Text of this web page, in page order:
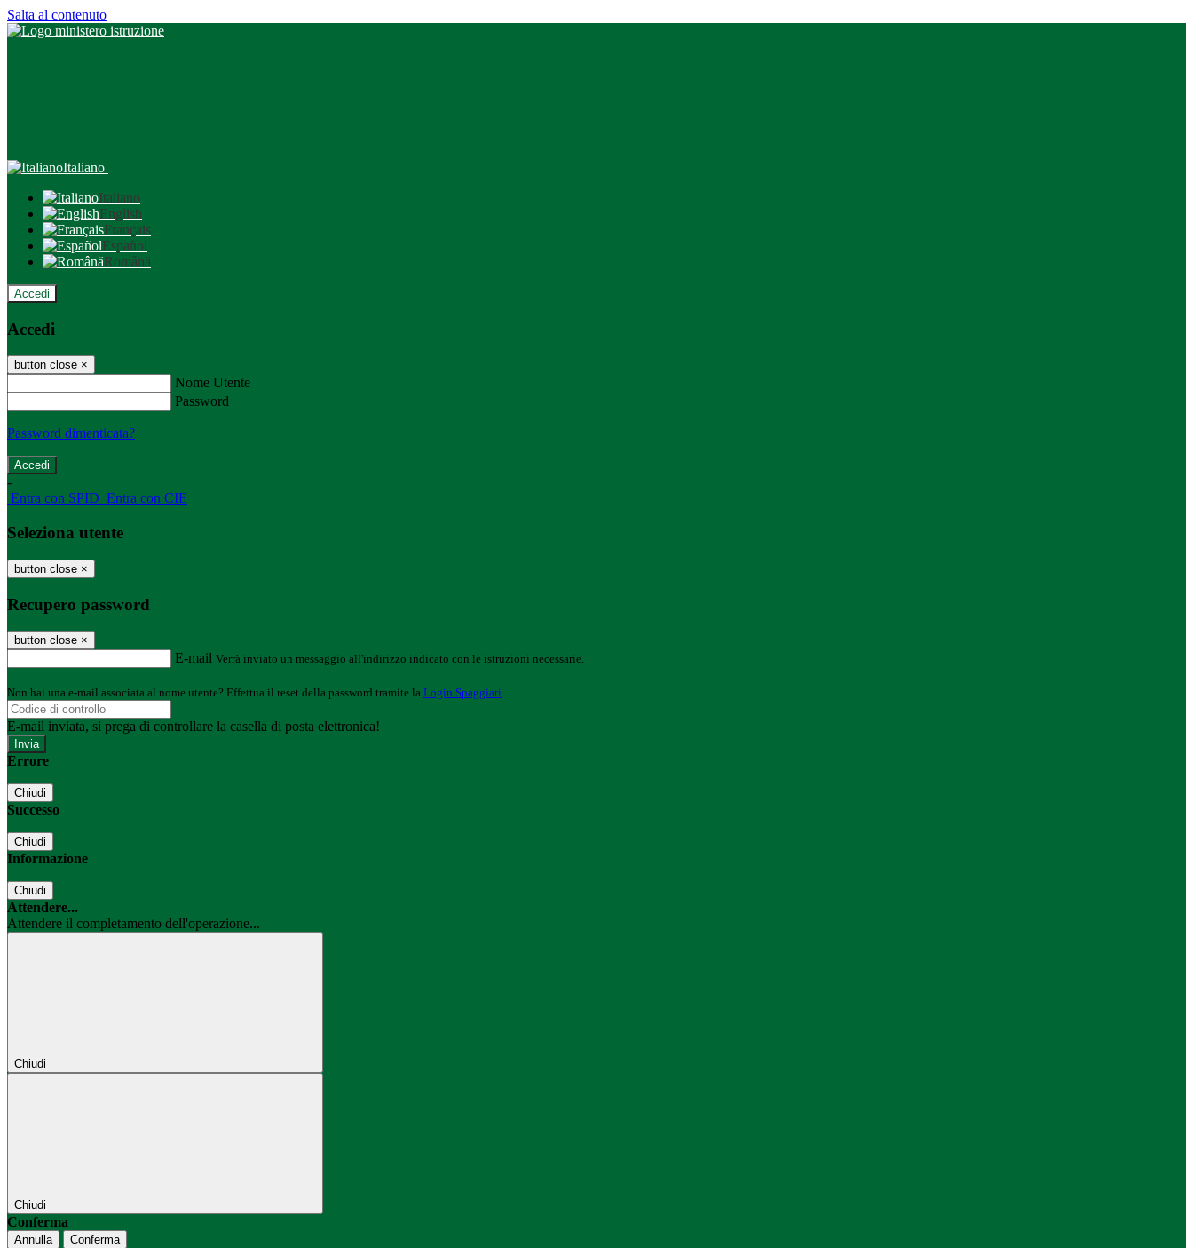
Salta al contenuto
Italiano
Italiano
English
Français
Español
Română
Accedi
Accedi
button close ×
Nome Utente
Password
Password dimenticata?
-
Entra con SPID Entra con CIE
Seleziona utente
button close ×
Recupero password
button close ×
E-mail Verrà inviato un messaggio all'indirizzo indicato con le istruzioni necessarie.
Non hai una e-mail associata al nome utente? Effettua il reset della password tramite la Login Spaggiari
E-mail inviata, si prega di controllare la casella di posta elettronica!
Errore
Chiudi
Successo
Chiudi
Informazione
Chiudi
Attendere...
Attendere il completamento dell'operazione...
Chiudi
Chiudi
Conferma
Annulla Conferma